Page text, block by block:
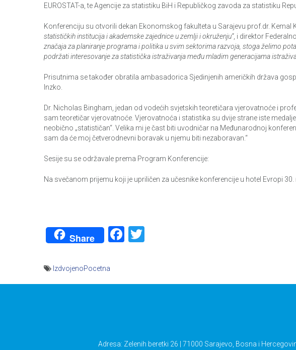
EUROSTAT-a, te Agencije za statistiku BiH i Republičkog zavoda za statistiku
Konferenciju su otvorili dekan Ekonomskog fakulteta u Sarajevu prof.dr. Kemal
statističkih institucija i akademske zajednice u zemlji i okruženju“, i direktor
značaja za planiranje programa i politika u svim sektorima razvoja, stoga želimo
podržati interesovanje za statistička istraživanja među mladim generacijama
Prisutnima se također obratila ambasadorica Sjedinjenih američkih država
Inzko.
Dr. Nicholas Bingham, jedan od vodećih svjetskih teoretičara vjerovatnoće i
sam teoretičar vjerovatnoće. Vjerovatnoća i statistika su dvije strane iste
neobično „statističan“. Velika mi je čast biti uvodničar na Međunarodnoj
sam da će moj četverodnevni boravak u njemu biti nezaboravan.“
Sesije su se održavale prema Program Konferencije:
Na svečanom prijemu koji je upriličen za učesnike konferencije u hotel Evropi
Share Facebook
IzdvojenoPocetna
Adresa: Zelenih beretki 26 | 71000 Sarajevo, Bosna i